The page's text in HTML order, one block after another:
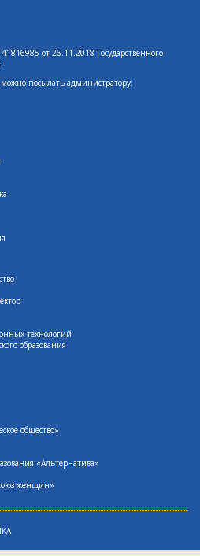
от 26.11.2018 Государственного
посылать администратору:
технологий
образования
общество»
«Альтернатива»
женщин»